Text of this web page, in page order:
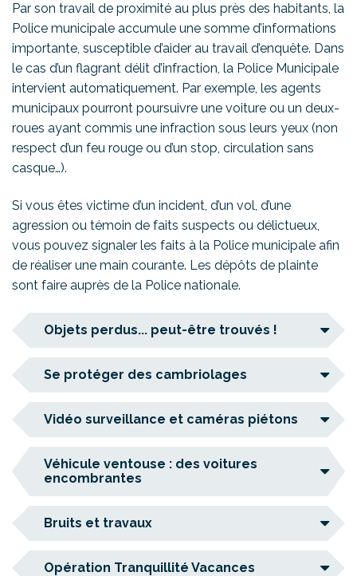
Par son travail de proximité au plus près des habitants, la
Police municipale accumule une somme d’informations
importante, susceptible d’aider au travail d’enquête. Dans
le cas d’un flagrant délit d’infraction, la Police Municipale
intervient automatiquement. Par exemple, les agents
municipaux pourront poursuivre une voiture ou un deux-
roues ayant commis une infraction sous leurs yeux (non
respect d’un feu rouge ou d’un stop, circulation sans
casque…).
Si vous êtes victime d’un incident, d’un vol, d’une
agression ou témoin de faits suspects ou délictueux,
vous pouvez signaler les faits à la Police municipale afin
de réaliser une main courante. Les dépôts de plainte
sont faire auprès de la Police nationale.
Objets perdus... peut-être trouvés !
Se protéger des cambriolages
Vidéo surveillance et caméras piétons
Véhicule ventouse : des voitures
encombrantes
Bruits et travaux
Opération Tranquillité Vacances